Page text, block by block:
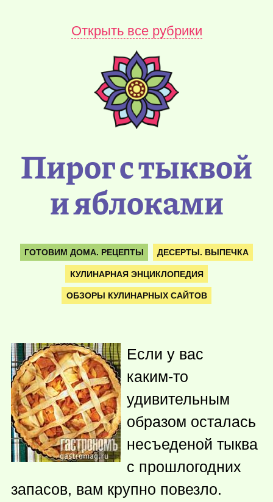
Открыть все рубрики
Пирог с тыквой
и яблоками
ГОТОВИМ ДОМА. РЕЦЕПТЫ ДЕСЕРТЫ. ВЫПЕЧКА
КУЛИНАРНАЯ ЭНЦИКЛОПЕДИЯ
ОБЗОРЫ КУЛИНАРНЫХ САЙТОВ
Если у вас
каким-то
удивительным
образом осталась
несъеденой тыква
с прошлогодних
запасов, вам крупно повезло.